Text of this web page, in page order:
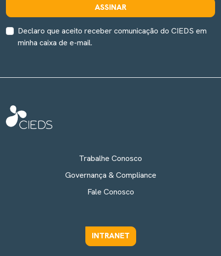
ASSINAR
Declaro que aceito receber comunicação do CIEDS em
minha caixa de e-mail.
Trabalhe Conosco
Governança & Compliance
Fale Conosco
INTRANET